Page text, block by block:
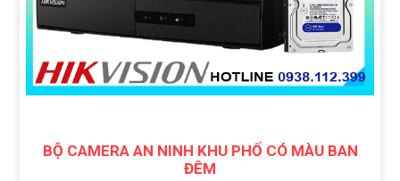
BỘ CAMERA AN NINH KHU PHỐ CÓ MÀU BAN
ĐÊM